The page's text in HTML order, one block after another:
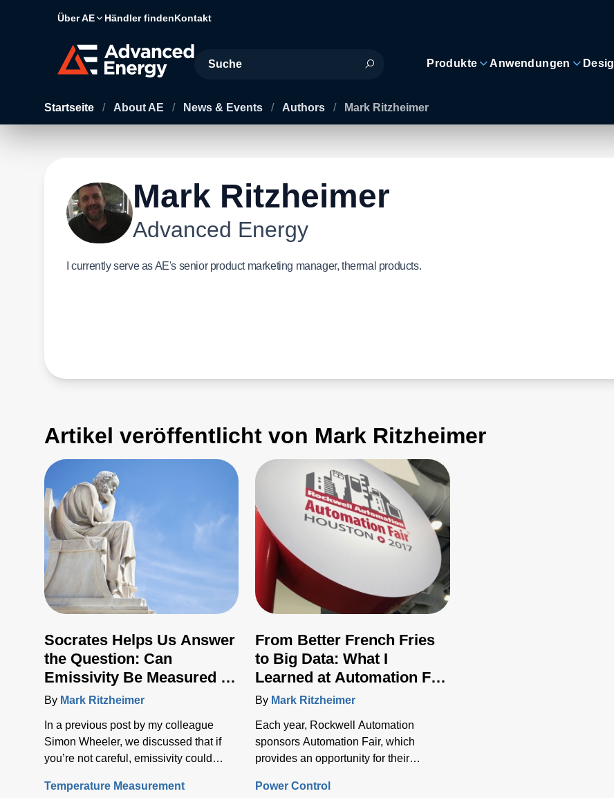
Über AE Händler findenKontakt
Site Search
Produkte Anwendungen
Startseite / About AE / News & Events / Authors / Mark Ritzheimer
Mark Ritzheimer
Advanced Energy
I currently serve as AE's senior product marketing manager, thermal products.
Artikel veröffentlicht von Mark Ritzheimer
Socrates Helps Us Answer
the Question: Can
Emissivity Be Measured in
Real Time?
By Mark Ritzheimer
In a previous post by my colleague
Simon Wheeler, we discussed that if
you’re not careful, emissivity could
Temperature Measurement
From Better French Fries
to Big Data: What I
Learned at Automation Fair
2017
By Mark Ritzheimer
Each year, Rockwell Automation
sponsors Automation Fair, which
provides an opportunity for their
Encompass Partners to see new
Power Control